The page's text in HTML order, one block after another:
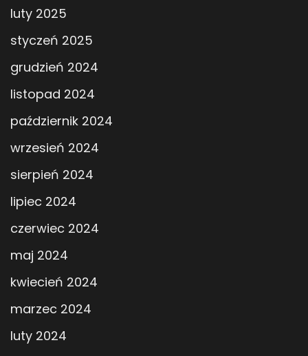
luty 2025
styczeń 2025
grudzień 2024
listopad 2024
październik 2024
wrzesień 2024
sierpień 2024
lipiec 2024
czerwiec 2024
maj 2024
kwiecień 2024
marzec 2024
luty 2024